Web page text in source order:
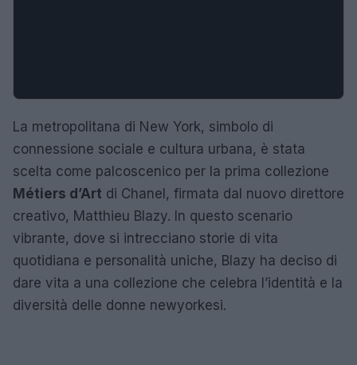
La metropolitana di New York, simbolo di
connessione sociale e cultura urbana, è stata
scelta come palcoscenico per la prima collezione
Métiers d’Art di Chanel, firmata dal nuovo direttore
creativo, Matthieu Blazy. In questo scenario
vibrante, dove si intrecciano storie di vita
quotidiana e personalità uniche, Blazy ha deciso di
dare vita a una collezione che celebra l’identità e la
diversità delle donne newyorkesi.